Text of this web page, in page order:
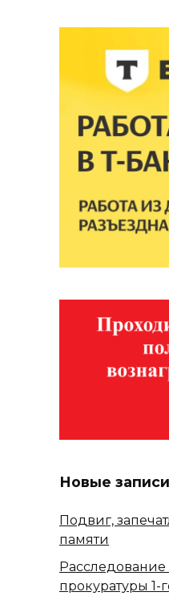
Новые записи
Подвиг,
памяти
прокуратуры 1-